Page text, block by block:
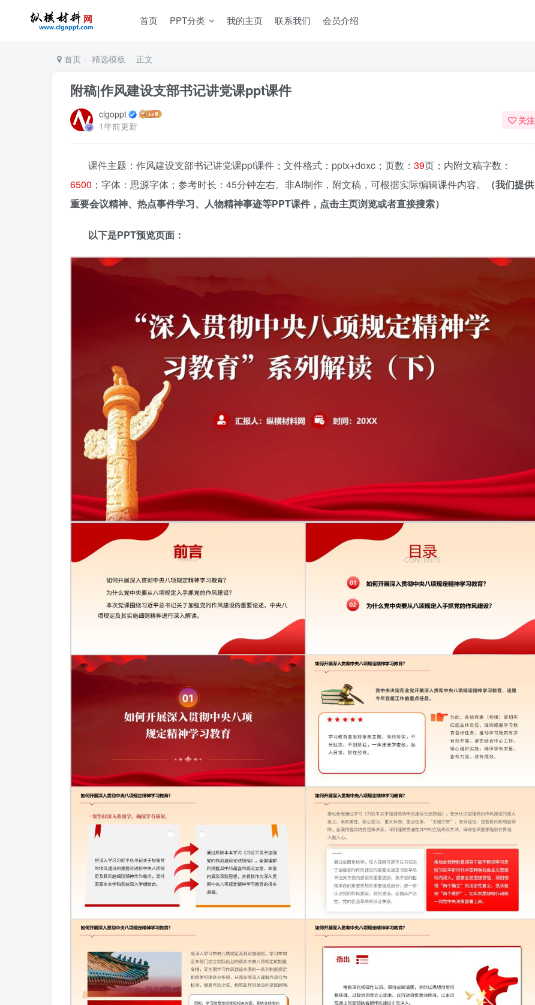
首页 PPT分类 我的主页 联系我们 会员介绍
首页 精选模板 正文
附稿|作风建设支部书记讲党课ppt课件
clgoppt
1年前更新
关注
课件主题：作风建设支部书记讲党课ppt课件；文件格式：pptx+doxc；页数： 39页；内附文稿字数：
6500 ；字体：思源字体；参考时长：45分钟左右。非AI制作，附文稿，可根据实际编辑课件内容。
（我们提供
重要会议精神、热点事件学习、人物精神事迹等PPT课件，点击主页浏览或者直接搜索）
以下是PPT预览页面：